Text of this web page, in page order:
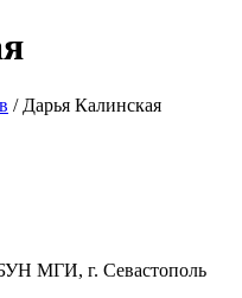
/ Дарья Калинская
МГИ, г. Севастополь